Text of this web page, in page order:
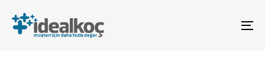
atla
gezinme
bölümüne